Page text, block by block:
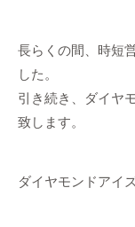
長らくの間、時短
した。
引き続き、ダイヤ
致します。
ダイヤモンドアイ